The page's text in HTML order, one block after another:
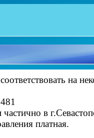
на
в
платная.